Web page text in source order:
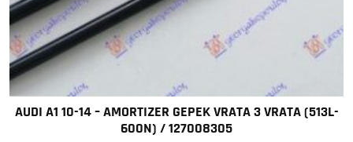
AUDI A1 10-14 – AMORTIZER GEPEK VRATA 3 VRATA (513L-
600N) / 127008305